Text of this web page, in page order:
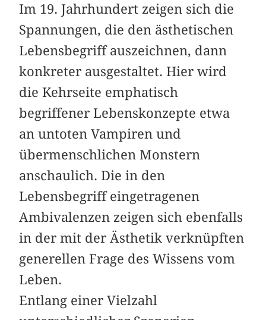
Im 19. Jahrhundert zeigen sich die
Spannungen, die den ästhetischen
Lebensbegriff auszeichnen, dann
konkreter ausgestaltet. Hier wird
die Kehrseite emphatisch
begriffener Lebenskonzepte etwa
an untoten Vampiren und
übermenschlichen Monstern
anschaulich. Die in den
Lebensbegriff eingetragenen
Ambivalenzen zeigen sich ebenfalls
in der mit der Ästhetik verknüpften
generellen Frage des Wissens vom
Leben.
Entlang einer Vielzahl